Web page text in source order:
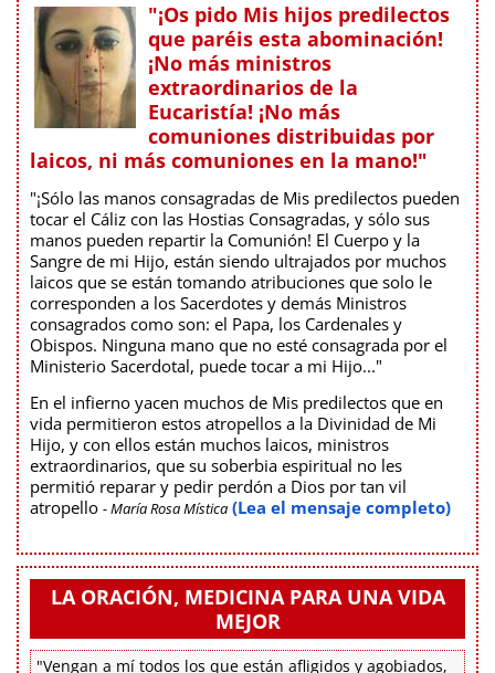
"¡Os pido Mis hijos predilectos
que paréis esta abominación!
¡No más ministros
extraordinarios de la
Eucaristía! ¡No más
comuniones distribuidas por
laicos, ni más comuniones en la mano!"
"¡Sólo las manos consagradas de Mis predilectos pueden
tocar el Cáliz con las Hostias Consagradas, y sólo sus
manos pueden repartir la Comunión! El Cuerpo y la
Sangre de mi Hijo, están siendo ultrajados por muchos
laicos que se están tomando atribuciones que solo le
corresponden a los Sacerdotes y demás Ministros
consagrados como son: el Papa, los Cardenales y
Obispos. Ninguna mano que no esté consagrada por el
Ministerio Sacerdotal, puede tocar a mi Hijo..."
En el infierno yacen muchos de Mis predilectos que en
vida permitieron estos atropellos a la Divinidad de Mi
Hijo, y con ellos están muchos laicos, ministros
extraordinarios, que su soberbia espiritual no les
permitió reparar y pedir perdón a Dios por tan vil
atropello - María Rosa Mística (Lea el mensaje completo)
LA ORACIÓN, MEDICINA PARA UNA VIDA
MEJOR
"Vengan a mí todos los que están afligidos y agobiados,